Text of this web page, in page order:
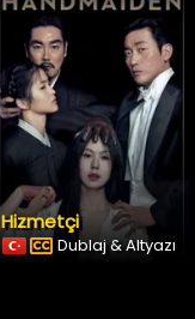
Hizmetçi
Dublaj & Altyazı